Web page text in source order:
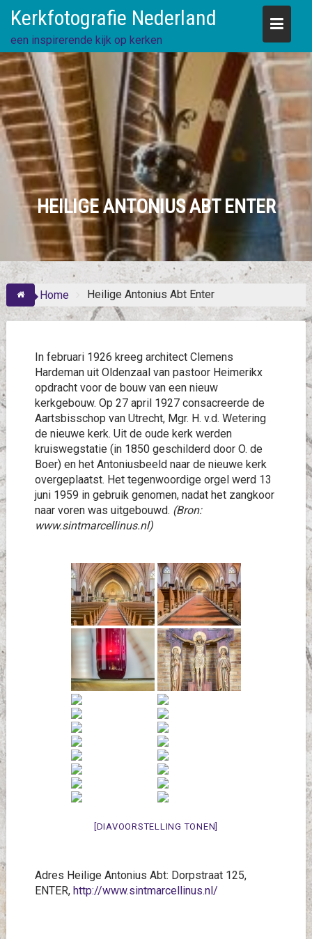
content
Kerkfotografie Nederland
een inspirerende kijk op kerken
HEILIGE ANTONIUS ABT ENTER
Home Heilige Antonius Abt Enter
In februari 1926 kreeg architect Clemens
Hardeman uit Oldenzaal van pastoor Heimerikx
opdracht voor de bouw van een nieuw
kerkgebouw. Op 27 april 1927 consacreerde de
Aartsbisschop van Utrecht, Mgr. H. v.d. Wetering
de nieuwe kerk. Uit de oude kerk werden
kruiswegstatie (in 1850 geschilderd door O. de
Boer) en het Antoniusbeeld naar de nieuwe kerk
overgeplaatst. Het tegenwoordige orgel werd 13
juni 1959 in gebruik genomen, nadat het zangkoor
naar voren was uitgebouwd. (Bron:
www.sintmarcellinus.nl)
[DIAVOORSTELLING TONEN]
Adres Heilige Antonius Abt: Dorpstraat 125,
ENTER, http://www.sintmarcellinus.nl/